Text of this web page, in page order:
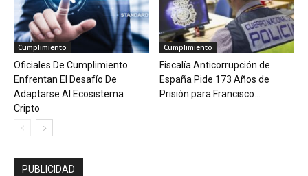
Cumplimiento
Oficiales De Cumplimiento
Enfrentan El Desafío De
Adaptarse Al Ecosistema
Cripto
Cumplimiento
Fiscalía Anticorrupción de
España Pide 173 Años de
Prisión para Francisco...
PUBLICIDAD